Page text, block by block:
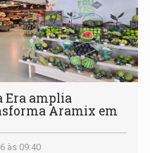
Era amplia
Aramix em
às 09:40